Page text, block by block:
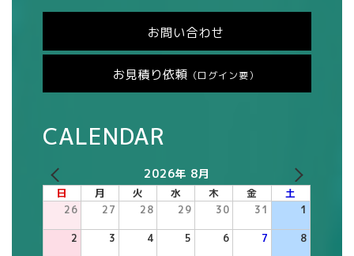
お問い合わせ
お見積り依頼 （ログイン要）
CALENDAR
2026年 8月
日 月 火 水 木 金 土
26 27 28 29 30 31 1
2 3 4 5 6 7 8